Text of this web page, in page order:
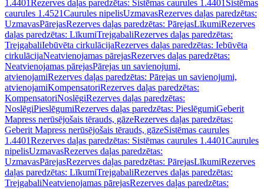
1.4401Rezerves daļas paredzētas: Sistēmas caurules 1.4401 Sistēmas
caurules 1.4521Caurules nipelisUzmavasRezerves daļas paredzētas:
UzmavasPārejasRezerves daļas paredzētas: PārejasLīkumiRezerves
daļas paredzētas: LīkumiTrejgabaliRezerves daļas paredzētas:
TrejgabaliIebūvēta cirkulācijaRezerves daļas paredzētas: Iebūvēta
cirkulācijaNeatvienojamas pārejasRezerves daļas paredzētas:
Neatvienojamas pārejasPārejas un savienojumi,
atvienojamiRezerves daļas paredzētas: Pārejas un savienojumi,
atvienojamiKompensatoriRezerves daļas paredzētas:
KompensatoriNoslēgiRezerves daļas paredzētas:
NoslēgiPieslēgumiRezerves daļas paredzētas: PieslēgumiGeberit
Mapress nerūsējošais tērauds, gāzeRezerves daļas paredzētas:
Geberit Mapress nerūsējošais tērauds, gāzeSistēmas caurules
1.4401Rezerves daļas paredzētas: Sistēmas caurules 1.4401Caurules
nipelisUzmavasRezerves daļas paredzētas:
UzmavasPārejasRezerves daļas paredzētas: PārejasLīkumiRezerves
daļas paredzētas: LīkumiTrejgabaliRezerves daļas paredzētas:
TrejgabaliNeatvienojamas pārejasRezerves daļas paredzētas: